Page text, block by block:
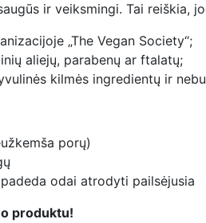
ir veiksmingi. Tai reiškia,
„The Vegan Society“;
aliejų, parabenų ar ftalatų;
kilmės ingredientų ir
porų)
odai atrodyti pailsėjusia
produktu!